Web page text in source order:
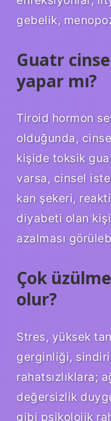
gebelik,
Guatr
yapar mı?
Tiroid hormon
olduğunda,
kişide toksik
varsa, cinsel
kan şekeri,
diyabeti olan
azalması
Çok
olur?
Stres, yüksek
gerginliği,
rahatsızlıklara;
değersizlik
gibi psikolojik